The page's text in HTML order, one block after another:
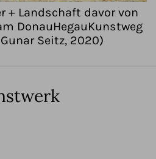
+ Landschaft davor von
DonauHegauKunstweg
Seitz, 2020)